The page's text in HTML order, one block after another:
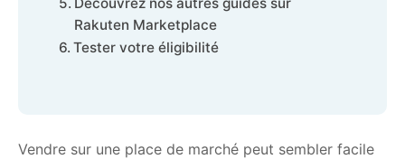
Rakuten Marketplace
Tester votre éligibilité
Vendre sur une place de marché peut sembler facile